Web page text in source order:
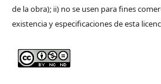
de la obra); ii) no se usen para fines
existencia y especificaciones de esta